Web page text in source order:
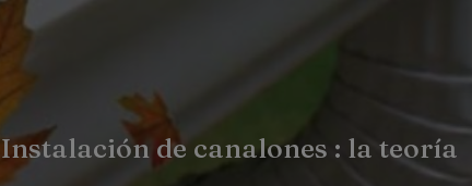
Instalación de canalones : la teoría